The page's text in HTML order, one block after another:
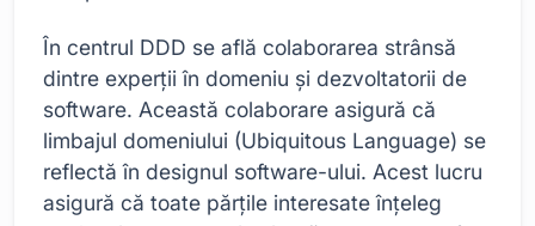
În centrul DDD se află colaborarea strânsă
dintre experții în domeniu și dezvoltatorii de
software. Această colaborare asigură că
limbajul domeniului (Ubiquitous Language) se
reflectă în designul software-ului. Acest lucru
asigură că toate părțile interesate înțeleg